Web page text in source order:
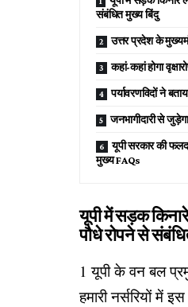
संबंधित मुख्य बिंदु
उत्तर प्रदेश के
कहां-कहां होगा
पर्यावरणविदों ने
जनभागीदारी से
यूपी सरकार की
मुख्य FAQs
यूपी में सड़क
पौधे रोपने से
1 यूपी के वन बल
हमारी नर्सरियों में